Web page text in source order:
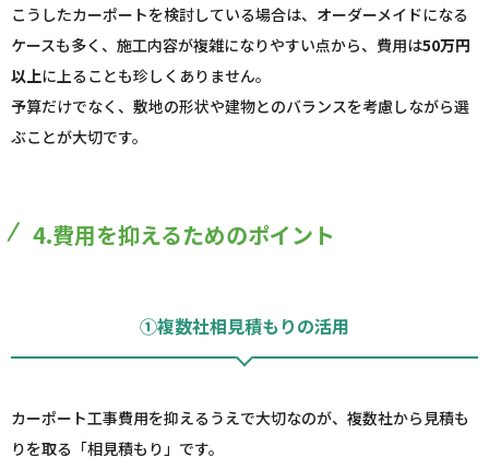
こうしたカーポートを検討している場合は、オーダーメイドになる
ケースも多く、施工内容が複雑になりやすい点から、費用は50万円
以上に上ることも珍しくありません。
予算だけでなく、敷地の形状や建物とのバランスを考慮しながら選
ぶことが大切です。
4.費用を抑えるためのポイント
①複数社相見積もりの活用
カーポート工事費用を抑えるうえで大切なのが、複数社から見積も
りを取る「相見積もり」です。